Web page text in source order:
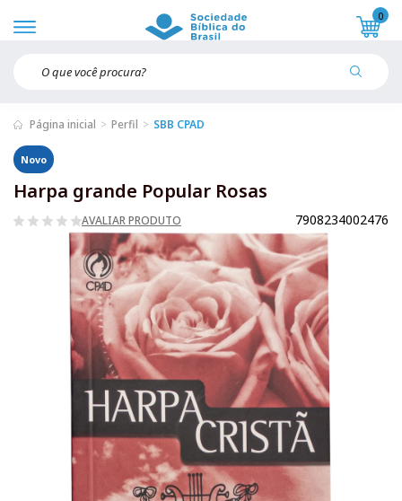
0
Página inicial Perfil SBB CPAD
Novo
Harpa grande Popular Rosas
AVALIAR PRODUTO 7908234002476